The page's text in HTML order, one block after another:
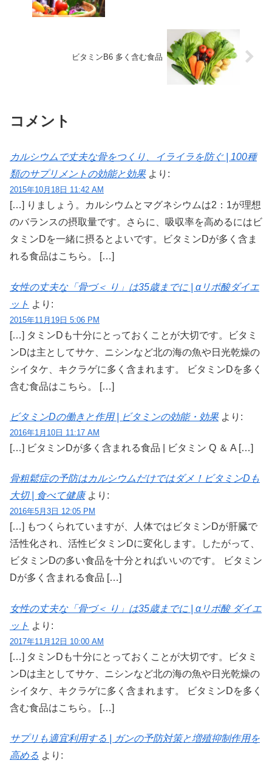
ビタミンB6 多く含む食品
コメント
カルシウムで丈夫な骨をつくり、イライラを防ぐ | 100種
類のサプリメントの効能と効果 より:
2015年10月18日 11:42 AM
[…] りましょう。カルシウムとマグネシウムは2：1が理想
のバランスの摂取量です。さらに、吸収率を高めるにはビ
タミンDを一緒に摂るとよいです。ビタミンDが多く含ま
れる食品はこちら。 […]
女性の丈夫な「骨づ＜ り」は35歳までに | αリポ酸ダイエ
ット より:
2015年11月19日 5:06 PM
[…] タミンDも十分にとっておくことが大切です。ビタミ
ンDは主としてサケ、ニシンなど北の海の魚や日光乾燥の
シイタケ、キクラゲに多く含まれます。 ビタミンDを多く
含む食品はこちら。 […]
ビタミンDの働きと作用 | ビタミンの効能・効果 より:
2016年1月10日 11:17 AM
[…] ビタミンDが多く含まれる食品 | ビタミン Q ＆ A […]
骨粗鬆症の予防はカルシウムだけではダメ！ビタミンDも
大切 | 食べて健康 より:
2016年5月3日 12:05 PM
[…] もつくられていますが、人体ではビタミンDが肝臓で
活性化され、活性ビタミンDに変化します。したがって、
ビタミンDの多い食品を十分とればいいのです。 ビタミン
Dが多く含まれる食品 […]
女性の丈夫な「骨づ＜ り」は35歳までに | αリポ酸 ダイエ
ット より:
2017年11月12日 10:00 AM
[…] タミンDも十分にとっておくことが大切です。ビタミ
ンDは主としてサケ、ニシンなど北の海の魚や日光乾燥の
シイタケ、キクラゲに多く含まれます。 ビタミンDを多く
含む食品はこちら。 […]
サプリも適宜利用する | ガンの予防対策と増殖抑制作用を
高める より: